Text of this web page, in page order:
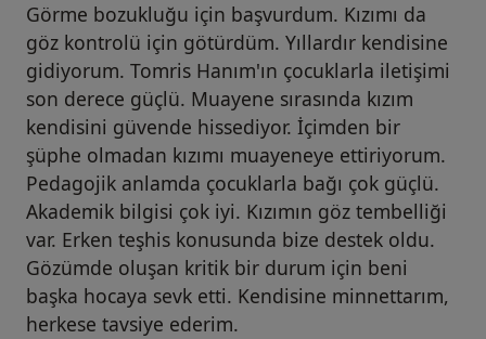
Görme bozukluğu için başvurdum. Kızımı da
göz kontrolü için götürdüm. Yıllardır kendisine
gidiyorum. Tomris Hanım'ın çocuklarla iletişimi
son derece güçlü. Muayene sırasında kızım
kendisini güvende hissediyor. İçimden bir
şüphe olmadan kızımı muayeneye ettiriyorum.
Pedagojik anlamda çocuklarla bağı çok güçlü.
Akademik bilgisi çok iyi. Kızımın göz tembelliği
var. Erken teşhis konusunda bize destek oldu.
Gözümde oluşan kritik bir durum için beni
başka hocaya sevk etti. Kendisine minnettarım,
herkese tavsiye ederim.